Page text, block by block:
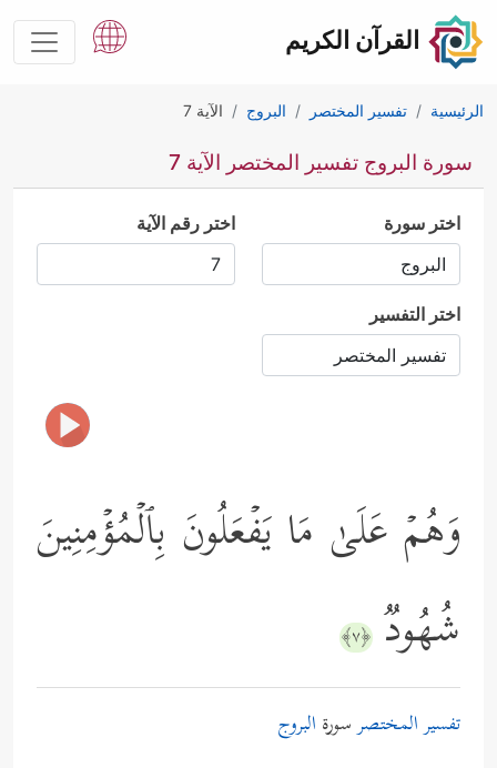
القرآن الكريم
الرئيسية تفسير المختصر البروج الآية 7
سورة البروج تفسير المختصر الآية 7
اختر سورة اختر رقم الآية
اختر التفسير
وَهُمۡ عَلَىٰ مَا یَفۡعَلُونَ بِٱلۡمُؤۡمِنِینَ
شُهُودࣱ ﴿٧﴾
تفسير المختصرسورة البروج